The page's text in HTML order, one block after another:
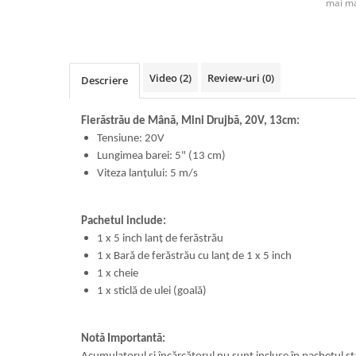
mai
Descriere Video(2) Review-uri (0)
Fierăstrău de Mână, Mini Drujbă, 20V, 13cm:
Tensiune: 20V
Lungimea barei: 5" (13 cm)
Viteza lanțului: 5 m/s
Pachetul include:
1 x 5 inch lanț de ferăstrău
1 x Bară de ferăstrău cu lanț de 1 x 5 inch
1 x cheie
1 x sticlă de ulei (goală)
Notă Importantă: